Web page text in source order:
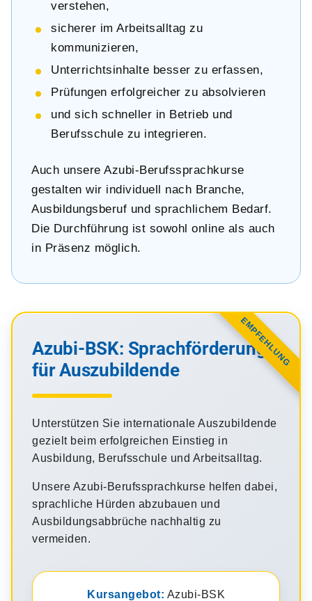
verstehen,
sicherer im Arbeitsalltag zu
kommunizieren,
Unterrichtsinhalte besser zu erfassen,
Prüfungen erfolgreicher zu absolvieren
und sich schneller in Betrieb und
Berufsschule zu integrieren.
Auch unsere Azubi-Berufssprachkurse
gestalten wir individuell nach Branche,
Ausbildungsberuf und sprachlichem Bedarf.
Die Durchführung ist sowohl online als auch
in Präsenz möglich.
EMPFEHLUNG
Azubi-BSK: Sprachförderung
für Auszubildende
Unterstützen Sie internationale Auszubildende
gezielt beim erfolgreichen Einstieg in
Ausbildung, Berufsschule und Arbeitsalltag.
Unsere Azubi-Berufssprachkurse helfen dabei,
sprachliche Hürden abzubauen und
Ausbildungsabbrüche nachhaltig zu
vermeiden.
Kursangebot: Azubi-BSK